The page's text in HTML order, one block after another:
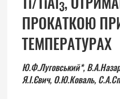
3
ПРОКАТКОЮ
ТЕМПЕРАТУРАХ
Ю.Ф.Луговський*,
Я.І.Євич, О.Ю.Коваль,